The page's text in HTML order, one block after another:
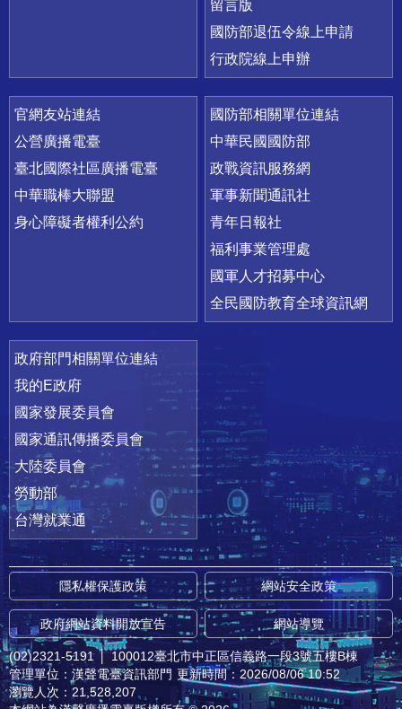
留言版
國防部退伍令線上申請
行政院線上申辦
官網友站連結
公營廣播電臺
臺北國際社區廣播電臺
中華職棒大聯盟
身心障礙者權利公約
國防部相關單位連結
中華民國國防部
政戰資訊服務網
軍事新聞通訊社
青年日報社
福利事業管理處
國軍人才招募中心
全民國防教育全球資訊網
政府部門相關單位連結
我的E政府
國家發展委員會
國家通訊傳播委員會
大陸委員會
勞動部
台灣就業通
隱私權保護政策 網站安全政策
政府網站資料開放宣告 網站導覽
(02)2321-5191 │ 100012臺北市中正區信義路一段3號五樓B棟
管理單位：漢聲電臺資訊部門 更新時間：2026/08/06 10:52
瀏覽人次：21,528,207